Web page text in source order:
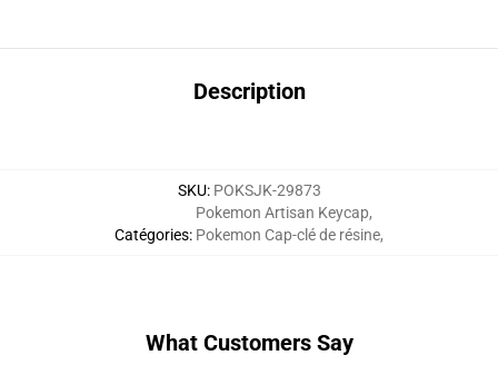
Description
SKU: POKSJK-29873
Catégories:
Pokemon Artisan Keycap,
Pokemon Cap-clé de résine,
What Customers Say